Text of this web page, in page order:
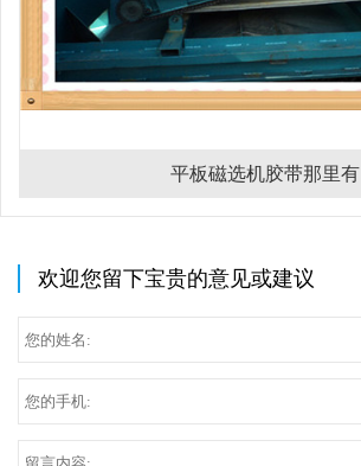
平板磁选机胶带那里有
欢迎您留下宝贵的意见或建议